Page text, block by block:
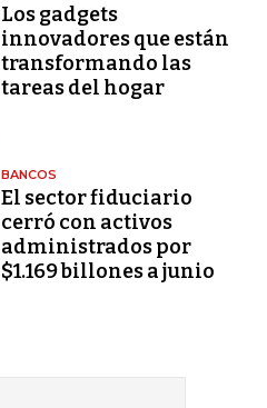
Los gadgets
innovadores que están
transformando las
tareas del hogar
BANCOS
El sector fiduciario
cerró con activos
administrados por
$1.169 billones a junio